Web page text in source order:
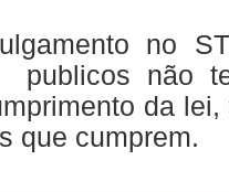
no
publicos não
da
que cumprem.